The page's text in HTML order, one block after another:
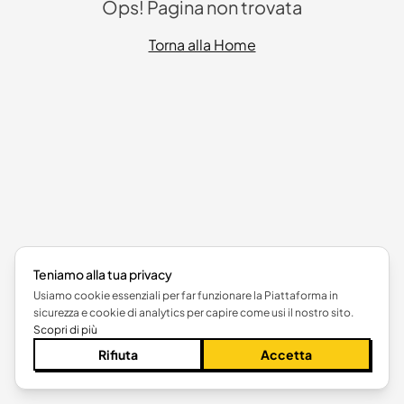
Ops! Pagina non trovata
Torna alla Home
Teniamo alla tua privacy
Usiamo cookie essenziali per far funzionare la Piattaforma in
sicurezza e cookie di analytics per capire come usi il nostro sito.
Scopri di più
Rifiuta Accetta